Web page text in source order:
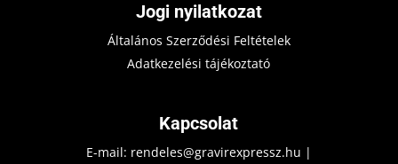
Jogi nyilatkozat
Általános Szerződési Feltételek
Adatkezelési tájékoztató
Kapcsolat
E-mail: rendeles@gravirexpressz.hu |